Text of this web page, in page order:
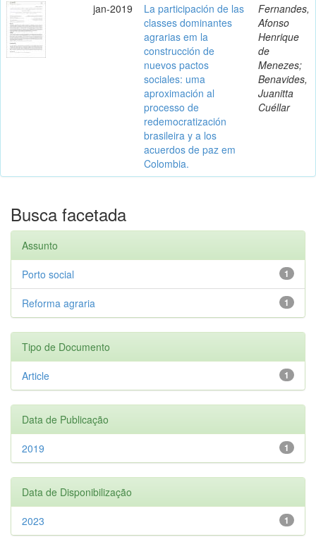
jan-2019
La participación de las
classes dominantes
agrarias em la
construcción de
nuevos pactos
sociales: uma
aproximación al
processo de
redemocratización
brasileira y a los
acuerdos de paz em
Colombia.
Fernandes,
Afonso
Henrique
de
Menezes;
Benavides,
Juanitta
Cuéllar
Busca facetada
Assunto
1
Porto social
1
Reforma agraria
Tipo de Documento
1
Article
Data de Publicação
1
2019
Data de Disponibilização
1
2023